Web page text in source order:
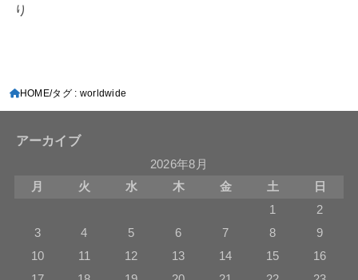
り
HOME タグ : worldwide
アーカイブ
2026年8月
月
火 水 木 金 土
日
1
2
3
4 5 6 7 8
9
10
11 12 13 14 15
16